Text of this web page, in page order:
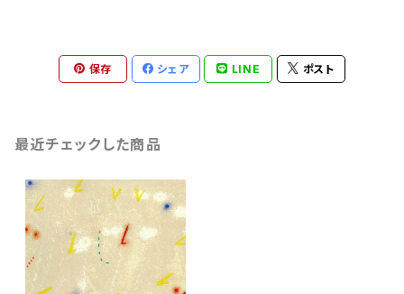
保存 シェア LINE ポスト
最近チェックした商品